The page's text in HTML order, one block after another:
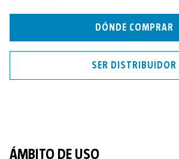
DÓNDE COMPRAR
SER DISTRIBUIDOR
ÁMBITO DE USO